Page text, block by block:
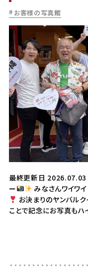
お客様の写真館
最終更新日 2026.07.03
ー
みなさんワイワ
お決まりのヤンバル
ことで記念にお写真も